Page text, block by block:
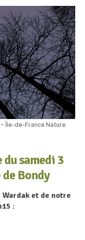
Île-de-France Nature
samedi 3
Bondy
et de notre
: